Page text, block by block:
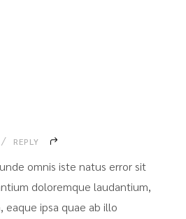
REPLY
omnis iste natus error sit
doloremque laudantium,
eaque ipsa quae ab illo